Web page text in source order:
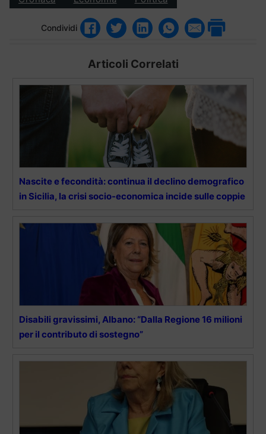
Condividi
Articoli Correlati
Nascite e fecondità: continua il declino demografico
in Sicilia, la crisi socio-economica incide sulle coppie
Disabili gravissimi, Albano: “Dalla Regione 16 milioni
per il contributo di sostegno”